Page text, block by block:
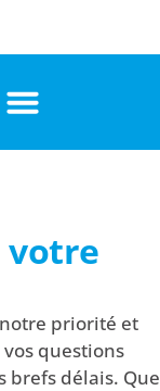
votre
priorité et
questions
brefs délais. Que